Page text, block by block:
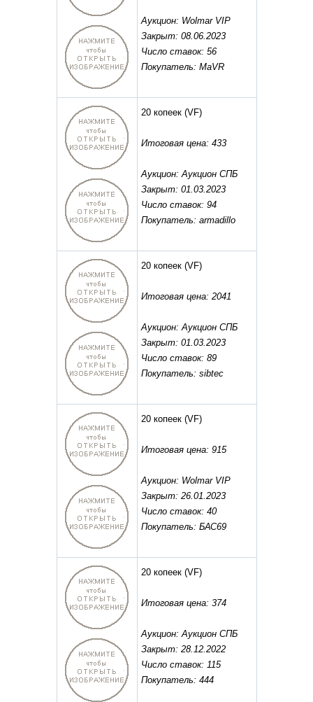
Аукцион: Wolmar VIP
Закрыт: 08.06.2023
Число ставок: 56
Покупатель: MaVR
20 копеек(VF)
Итоговая цена: 433
Аукцион: Аукцион СПБ
Закрыт: 01.03.2023
Число ставок: 94
Покупатель: armadillo
20 копеек(VF)
Итоговая цена: 2041
Аукцион: Аукцион СПБ
Закрыт: 01.03.2023
Число ставок: 89
Покупатель: sibtec
20 копеек(VF)
Итоговая цена: 915
Аукцион: Wolmar VIP
Закрыт: 26.01.2023
Число ставок: 40
Покупатель: БАС69
20 копеек(VF)
Итоговая цена: 374
Аукцион: Аукцион СПБ
Закрыт: 28.12.2022
Число ставок: 115
Покупатель: 444